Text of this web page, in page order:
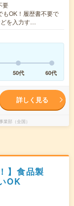
要
OK！履歴書不要で
を入力す…
50代 60代
詳しく見る
部（全国）
】食品製
OK